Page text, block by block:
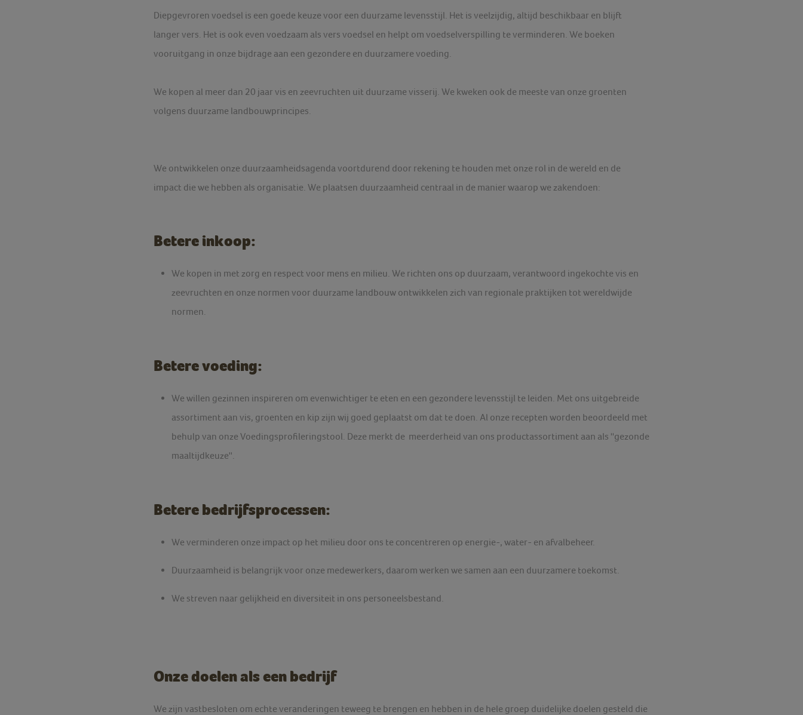
Diepgevroren voedsel is een goede keuze voor een duurzame levensstijl. Het is veelzijdig, altijd beschikbaar en blijft
langer vers. Het is ook even voedzaam als vers voedsel en helpt om voedselverspilling te verminderen. We boeken
vooruitgang in onze bijdrage aan een gezondere en duurzamere voeding.
We kopen al meer dan 20 jaar vis en zeevruchten uit duurzame visserij. We kweken ook de meeste van onze groenten
volgens duurzame landbouwprincipes.
We ontwikkelen onze duurzaamheidsagenda voortdurend door rekening te houden met onze rol in de wereld en de
impact die we hebben als organisatie. We plaatsen duurzaamheid centraal in de manier waarop we zakendoen:
Betere inkoop:
We kopen in met zorg en respect voor mens en milieu. We richten ons op duurzaam, verantwoord ingekochte vis en
zeevruchten en onze normen voor duurzame landbouw ontwikkelen zich van regionale praktijken tot wereldwijde
normen.
Betere voeding:
We willen gezinnen inspireren om evenwichtiger te eten en een gezondere levensstijl te leiden. Met ons uitgebreide
assortiment aan vis, groenten en kip zijn wij goed geplaatst om dat te doen. Al onze recepten worden beoordeeld met
behulp van onze Voedingsprofileringstool. Deze merkt de meerderheid van ons productassortiment aan als ''gezonde
maaltijdkeuze''.
Betere bedrijfsprocessen:
We verminderen onze impact op het milieu door ons te concentreren op energie-, water- en afvalbeheer.
Duurzaamheid is belangrijk voor onze medewerkers, daarom werken we samen aan een duurzamere toekomst.
We streven naar gelijkheid en diversiteit in ons personeelsbestand.
Onze doelen als een bedrijf
We zijn vastbesloten om echte veranderingen teweeg te brengen en hebben in de hele groep duidelijke doelen gesteld die